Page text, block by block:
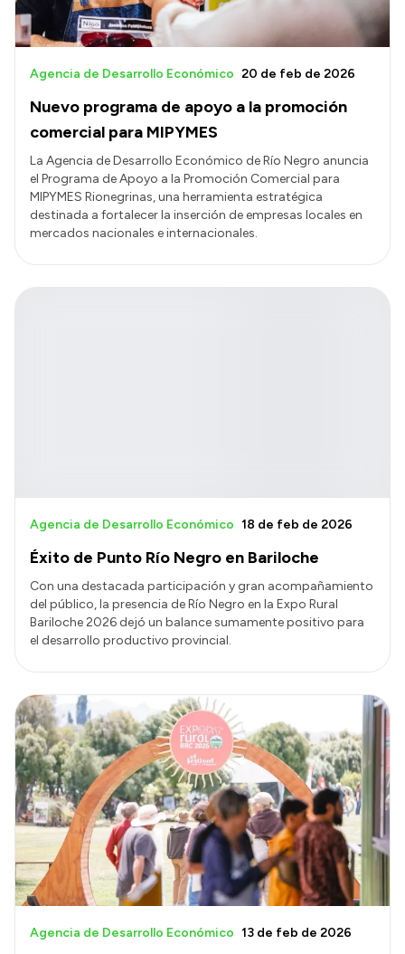
Nuevo programa de apoyo a la promoción
comercial para MIPYMES
Agencia de Desarrollo Económico 20 de feb de 2026
La Agencia de Desarrollo Económico de Río Negro anuncia
el Programa de Apoyo a la Promoción Comercial para
MIPYMES Rionegrinas, una herramienta estratégica
destinada a fortalecer la inserción de empresas locales en
mercados nacionales e internacionales.
Éxito de Punto Río Negro en Bariloche
Agencia de Desarrollo Económico 18 de feb de 2026
Con una destacada participación y gran acompañamiento
del público, la presencia de Río Negro en la Expo Rural
Bariloche 2026 dejó un balance sumamente positivo para
el desarrollo productivo provincial.
Agencia de Desarrollo Económico 13 de feb de 2026